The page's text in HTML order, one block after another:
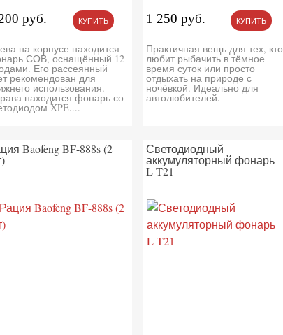
руб. КУПИТЬ
на корпусе находится
СОВ, оснащённый 12
Его рассеянный
рекомендован для
использования.
находится фонарь со
XPE....
1 250 руб. КУПИТЬ
Практичная вещь для тех, кто
любит рыбачить в тёмное
время суток или просто
отдыхать на природе с
ночёвкой. Идеально для
автолюбителей.
Baofeng BF-888s (2 Светодиодный
аккумуляторный фонарь
L-T21